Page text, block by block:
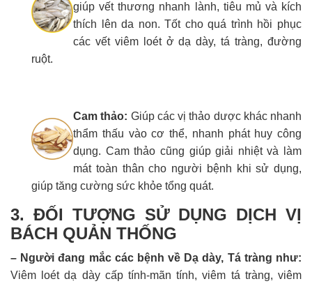
giúp vết thương nhanh lành, tiêu mủ và kích
thích lên da non. Tốt cho quá trình hồi phục
các vết viêm loét ở dạ dày, tá tràng, đường
ruột.
Cam thảo: Giúp các vị thảo dược khác nhanh
thẩm thấu vào cơ thể, nhanh phát huy công
dụng. Cam thảo cũng giúp giải nhiệt và làm
mát toàn thân cho người bệnh khi sử dụng,
giúp tăng cường sức khỏe tổng quát.
3. ĐỐI TƯỢNG SỬ DỤNG DỊCH VỊ
BÁCH QUẢN THỐNG
– Người đang mắc các bệnh về Dạ dày, Tá tràng như:
Viêm loét dạ dày cấp tính-mãn tính, viêm tá tràng, viêm